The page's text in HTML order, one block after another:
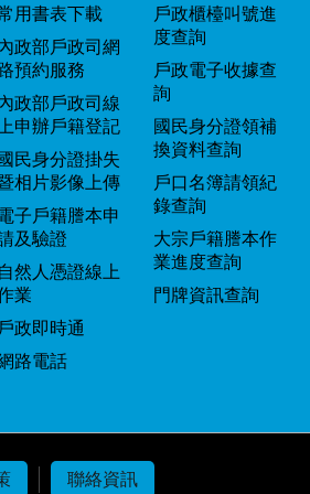
用書表下載
政部戶政司網
預約服務
政部戶政司線
上申辦戶籍登記
國民身分證掛失
相片影像上傳
子戶籍謄本申
及驗證
自然人憑證線上
業
戶政即時通
路電話
戶政櫃檯叫號進
度查詢
戶政電子收據查
詢
國民身分證領補
換資料查詢
戶口名簿請領紀
錄查詢
大宗戶籍謄本作
業進度查詢
門牌資訊查詢
聯絡資訊